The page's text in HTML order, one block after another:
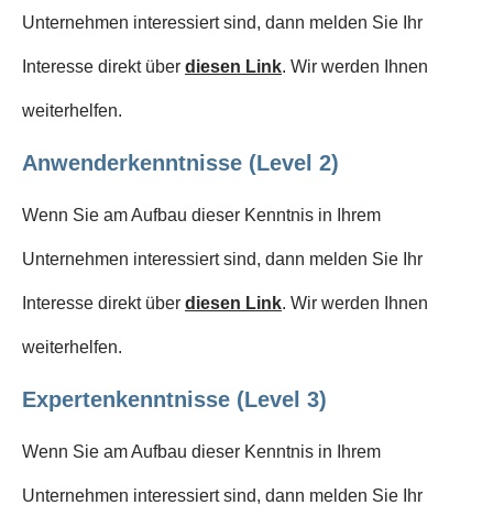
Unternehmen interessiert sind, dann melden Sie Ihr
Interesse direkt über diesen Link. Wir werden Ihnen
weiterhelfen.
Anwenderkenntnisse (Level 2)
Wenn Sie am Aufbau dieser Kenntnis in Ihrem
Unternehmen interessiert sind, dann melden Sie Ihr
Interesse direkt über diesen Link. Wir werden Ihnen
weiterhelfen.
Expertenkenntnisse (Level 3)
Wenn Sie am Aufbau dieser Kenntnis in Ihrem
Unternehmen interessiert sind, dann melden Sie Ihr